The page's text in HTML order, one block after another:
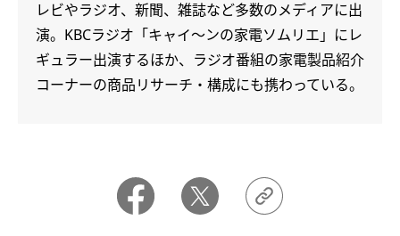
レビやラジオ、新聞、雑誌など多数のメディアに出
演。KBCラジオ「キャイ～ンの家電ソムリエ」にレ
ギュラー出演するほか、ラジオ番組の家電製品紹介
コーナーの商品リサーチ・構成にも携わっている。